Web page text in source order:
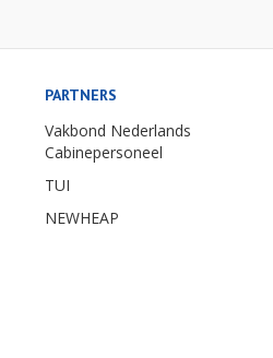
PARTNERS
Vakbond Nederlands
Cabinepersoneel
TUI
NEWHEAP